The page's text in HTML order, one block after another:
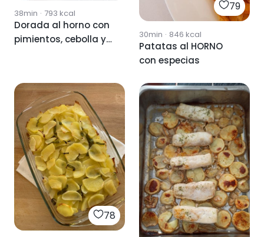
38min · 793 kcal
Dorada al horno con
pimientos, cebolla y
79
30min · 846 kcal
Patatas al HORNO
con especias
78